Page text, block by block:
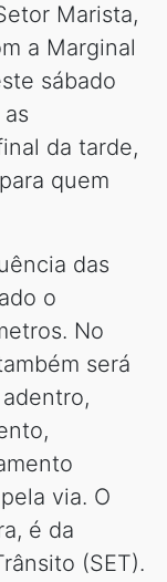
Marista,
a Marginal
sábado
da tarde,
quem
das
o
No
será
via. O
é da
(SET).